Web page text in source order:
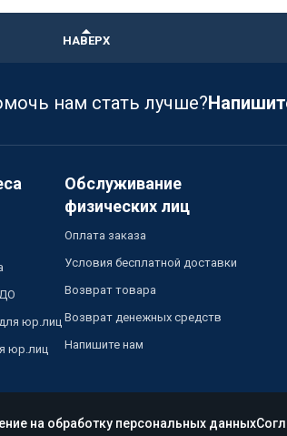
НАВЕРХ
нам стать лучше?
юр.лиц
юр.лиц
Обслуживание
физических лиц
Оплата заказа
Условия бесплатной доставки
Возврат товара
Возврат денежных средств
Напишите нам
на обработку персональных данных